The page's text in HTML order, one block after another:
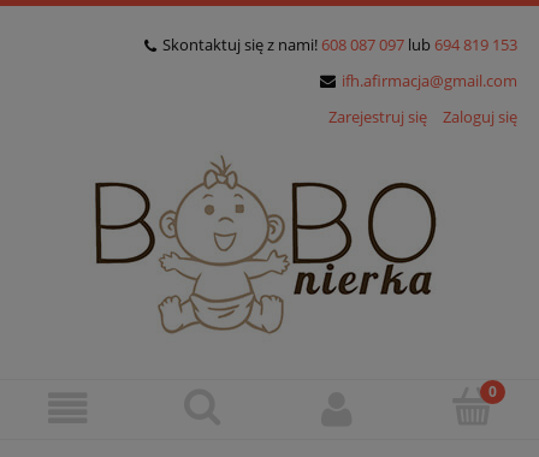
Skontaktuj się z nami! 608 087 097 lub 694 819 153
ifh.afirmacja@gmail.com
Zarejestruj się
Zaloguj się